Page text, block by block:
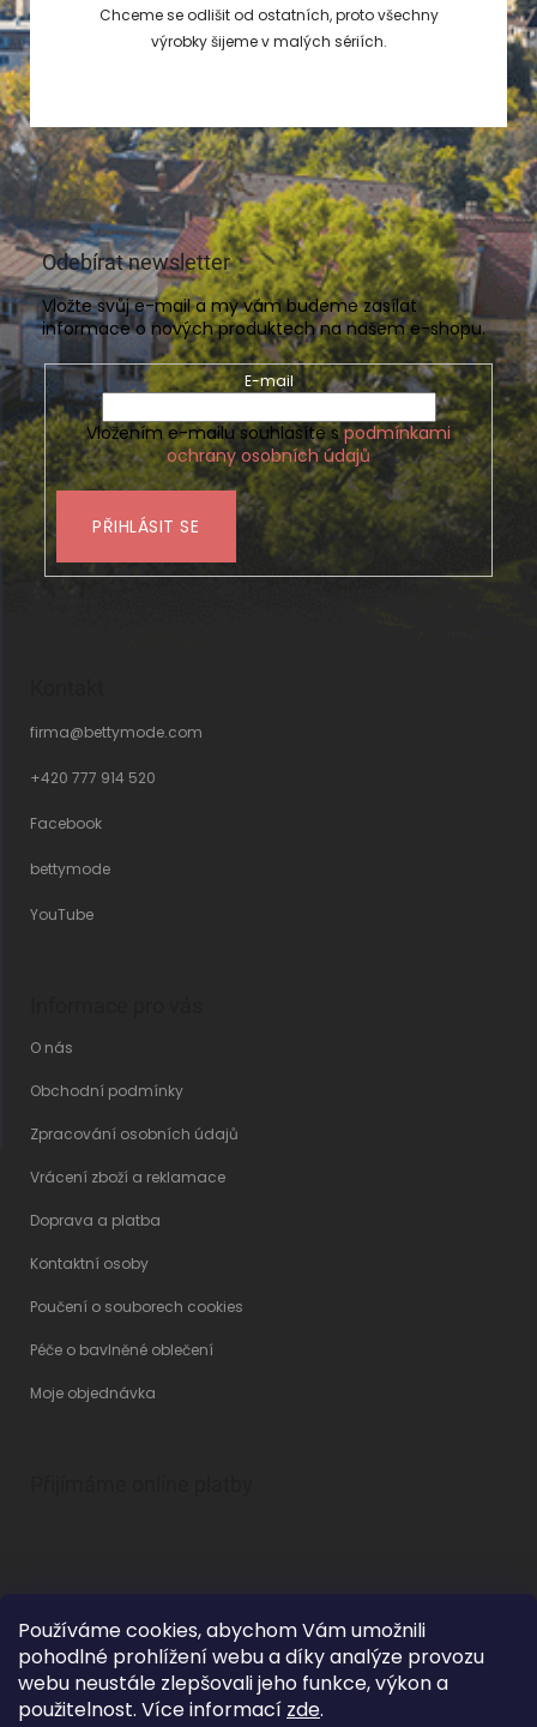
Používáme cookies, abychom Vám umožnili
pohodlné prohlížení webu a díky analýze provozu
webu neustále zlepšovali jeho funkce, výkon a
použitelnost. Více informací zde.
Chceme se odlišit od ostatních, proto všechny
výrobky šijeme v malých sériích.
Odebírat newsletter
Vložte svůj e-mail a my vám budeme zasílat
informace o nových produktech na našem e-shopu.
E-mail
Vložením e-mailu souhlasíte spodmínkami
ochrany osobních údajů
PŘIHLÁSIT SE
firma@bettymode.com
+420 777 914 520
Facebook
bettymode
YouTube
O nás
Obchodní podmínky
Zpracování osobních údajů
Vrácení zboží a reklamace
Doprava a platba
Kontaktní osoby
Poučení o souborech cookies
Péče o bavlněné oblečení
Moje objednávka
Vytvořil Shoptet